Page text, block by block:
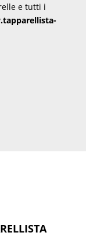
e tutti i